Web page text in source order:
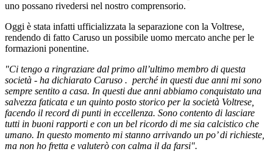
uno possano rivedersi nel nostro comprensorio.
Oggi è stata infatti ufficializzata la separazione con la Voltrese,
rendendo di fatto Caruso un possibile uomo mercato anche per le
formazioni ponentine.
"Ci tengo a ringraziare dal primo all’ultimo membro di questa
società - ha dichiarato Caruso . perché in questi due anni mi sono
sempre sentito a casa. In questi due anni abbiamo conquistato una
salvezza faticata e un quinto posto storico per la società Voltrese,
facendo il record di punti in eccellenza. Sono contento di lasciare
tutti in buoni rapporti e con un bel ricordo di me sia calcistico che
umano. In questo momento mi stanno arrivando un po’ di richieste,
ma non ho fretta e valuterò con calma il da farsi".